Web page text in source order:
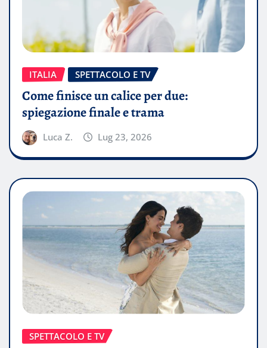
ITALIA SPETTACOLO E TV
Come finisce un calice per due:
spiegazione finale e trama
Luca Z. Lug 23, 2026
SPETTACOLO E TV